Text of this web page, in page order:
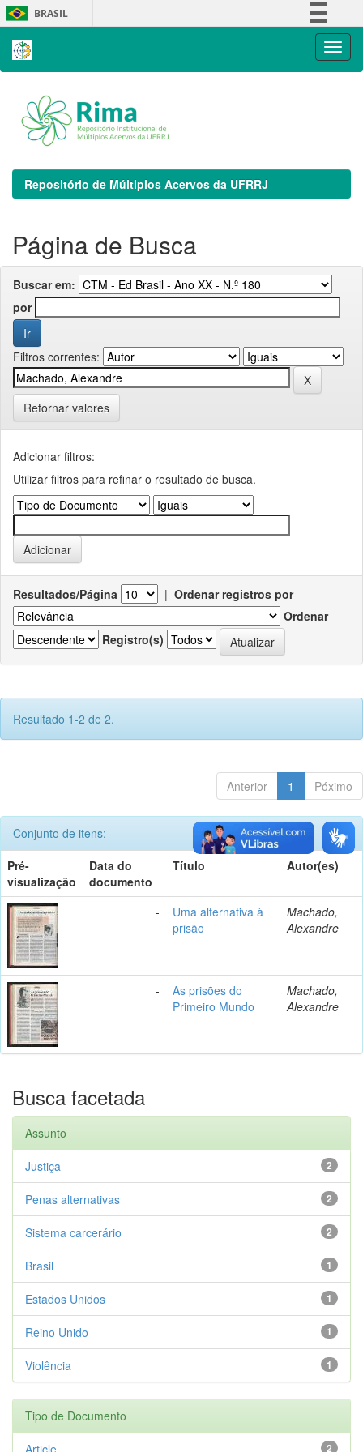
Skip
navigation
BRASIL
Repositório de Múltiplos Acervos da UFRRJ
Página de Busca
Buscar em:
por
Filtros correntes:
Retornar valores
Adicionar filtros:
Utilizar filtros para refinar o resultado de busca.
Resultados/Página | Ordenar registros por
Ordenar
Registro(s)
Resultado 1-2 de 2.
Anterior 1 Póximo
Conjunto de itens:
Pré-
visualização
Data do
documento
Título Autor(es)
-
Uma alternativa à
prisão
Machado,
Alexandre
-
As prisões do
Primeiro Mundo
Machado,
Alexandre
Busca facetada
Assunto
2
Justiça
2
Penas alternativas
2
Sistema carcerário
1
Brasil
1
Estados Unidos
1
Reino Unido
1
Violência
Tipo de Documento
2
Article